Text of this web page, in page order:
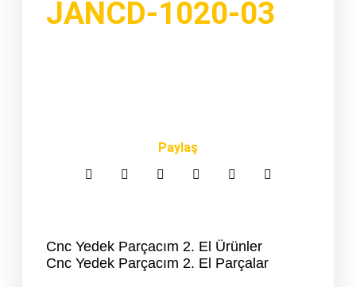
JANCD-1020-03
Paylaş
Cnc Yedek Parçacım 2. El Ürünler
Cnc Yedek Parçacım 2. El Parçalar